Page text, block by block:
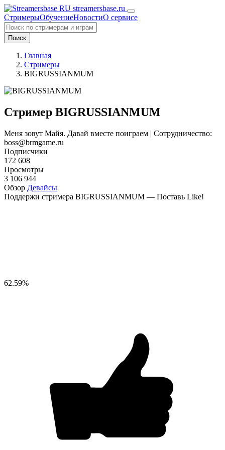
streamersbase.ru
СтримерыОбучениеНовостиО сервисе
Поиск
Главная
Стримеры
BIGRUSSIANMUM
Стример BIGRUSSIANMUM
Меня зовут Майя. Давай вместе поиграем | Сотрудничество:
boss@brmgame.ru
Подписчики
172 608
Просмотры
3 106 944
Обзор Девайсы
Поддержи стримера BIGRUSSIANMUM — Поставь Like!
62.59%